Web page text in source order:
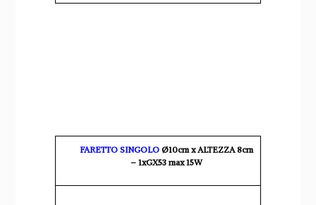
FARETTO SINGOLOØ10cm x ALTEZZA 8cm
– 1xGX53 max 15W